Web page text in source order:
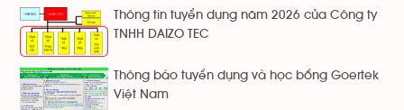
Thông tin tuyển dụng năm 2026 của Công ty
TNHH DAIZO TEC
Thông báo tuyển dụng và học bổng Goertek
Việt Nam